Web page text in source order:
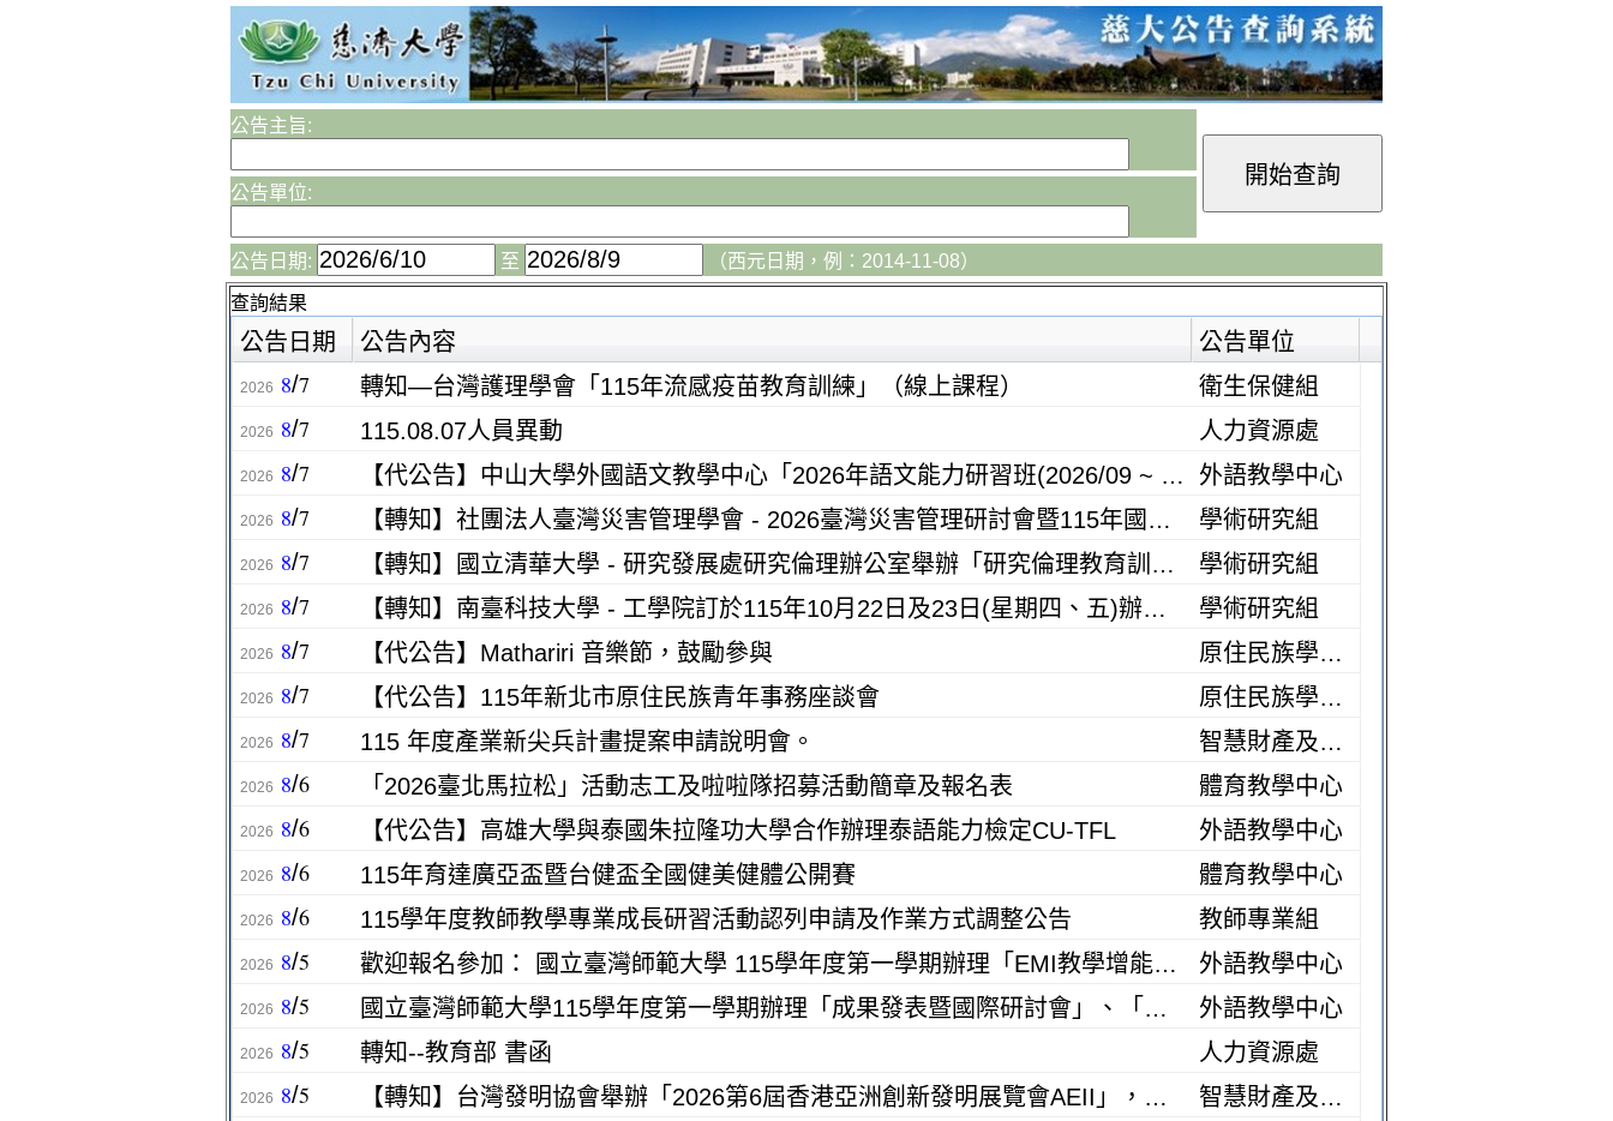
公告主旨:
公告單位:
公告日期: 至 （西元日期，例：2014-11-08）
查詢結果
公告日期 公告內容 公告單位
2026 8/7 轉知—台灣護理學會「115年流感疫苗教育訓練」（線上課程） 衛生保健組
2026 8/7 115.08.07人員異動 人力資源處
2026 8/7 【代公告】中山大學外國語文教學中心「2026年語文能力研習班(2026/09 ~ 2026/12)」 外語教學中心
2026 8/7 【轉知】社團法人臺灣災害管理學會 - 2026臺灣災害管理研討會暨115年國家科學及技術委員會自然科學及永續研究發展處防災科技學門計畫成果發表會 學術研究組
2026 8/7 【轉知】國立清華大學 - 研究發展處研究倫理辦公室舉辦「研究倫理教育訓練」 學術研究組
2026 8/7 【轉知】南臺科技大學 - 工學院訂於115年10月22日及23日(星期四、五)辦理 「2026創新與永續科技國際研討會」 學術研究組
2026 8/7 【代公告】Mathariri 音樂節，鼓勵參與 原住民族學生資源中心
2026 8/7 【代公告】115年新北市原住民族青年事務座談會 原住民族學生資源中心
2026 8/7 115 年度產業新尖兵計畫提案申請說明會。 智慧財產及產學創業中心
2026 8/6 「2026臺北馬拉松」活動志工及啦啦隊招募活動簡章及報名表 體育教學中心
2026 8/6 【代公告】高雄大學與泰國朱拉隆功大學合作辦理泰語能力檢定CU-TFL 外語教學中心
2026 8/6 115年育達廣亞盃暨台健盃全國健美健體公開賽 體育教學中心
2026 8/6 115學年度教師教學專業成長研習活動認列申請及作業方式調整公告 教師專業組
2026 8/5 歡迎報名參加： 國立臺灣師範大學 115學年度第一學期辦理「EMI教學增能課程」、「EMI人才與領導課程」及「EMI教師專業社群補助計劃」。 外語教學中心
2026 8/5 國立臺灣師範大學115學年度第一學期辦理「成果發表暨國際研討會」、「論文徵稿」、「EMI教師教學增能及教學助理培訓系列講座」及「跨校公開觀議課」 外語教學中心
2026 8/5 轉知--教育部 書函 人力資源處
2026 8/5 【轉知】台灣發明協會舉辦「2026第6屆香港亞洲創新發明展覽會AEII」，敬請本校師生團隊踴躍報名參加。 智慧財產及產學創業中心